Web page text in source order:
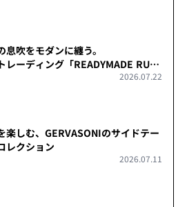
息吹をモダンに纏う。
レーディング「READYMADE RUG
2026.07.22
楽しむ、GERVASONIのサイドテー
レクション
2026.07.11